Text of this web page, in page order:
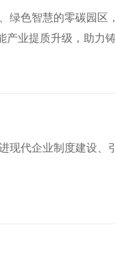
色智慧的零碳园区
业提质升级，助力
代企业制度建设、